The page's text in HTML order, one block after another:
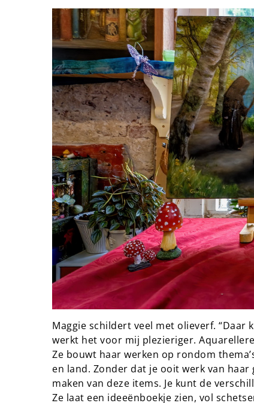
Maggie schildert veel met olieverf. “Daar
werkt het voor mij plezieriger.
Ze bouwt haar werken op rondom
en land. Zonder dat je ooit werk van
maken van deze items. Je kunt de
Ze laat een ideeënboekje zien, vol